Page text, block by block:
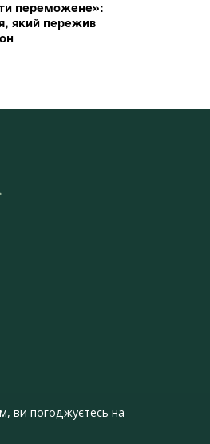
переможене»:
який пережив
ви погоджуєтесь на